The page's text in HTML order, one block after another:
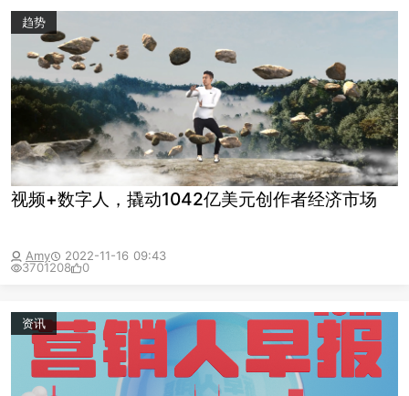
趋势
视频+数字人，撬动1042亿美元创作者经济市场
Amy
2022-11-16 09:43
3701208
0
资讯